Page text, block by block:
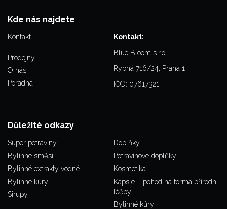
Kde nás najdete
Kontakt
Prodejny
O nás
Poradna
Kontakt:
Blue Bloom s.r.o.
Rybná 716/24, Praha 1
IČO: 07617321
Důležité odkazy
Super potraviny
Bylinné směsi
Bylinné extrakty vodné
Bylinné kúry
Sirupy
Doplňky
Potravinové doplňky
Kosmetika
Kapsle – pohodlná forma přírodní
léčby
Bylinné kúry